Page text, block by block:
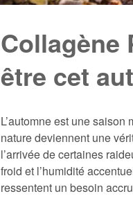
Collagène
être cet
L’automne est une
nature deviennent une
l’arrivée de certaines
froid et l’humidité
ressentent un besoin